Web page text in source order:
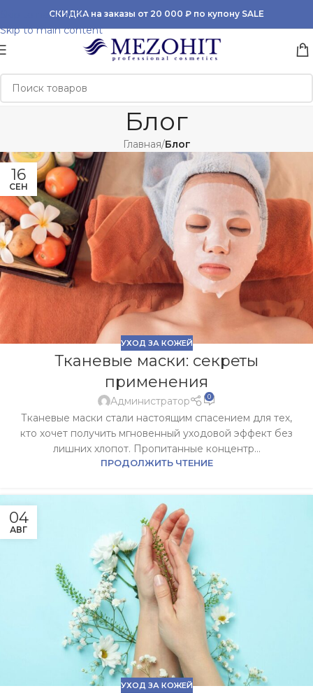
Skip to navigation
Skip to main content
СКИДКА на заказы от 20 000 ₽ по купону SALE
Блог
Главная/Блог
16
СЕН
УХОД ЗА КОЖЕЙ
Тканевые маски: секреты
применения
Администратор 0
Тканевые маски стали настоящим спасением для тех,
кто хочет получить мгновенный уходовой эффект без
лишних хлопот. Пропитанные концентр...
ПРОДОЛЖИТЬ ЧТЕНИЕ
04
АВГ
УХОД ЗА КОЖЕЙ